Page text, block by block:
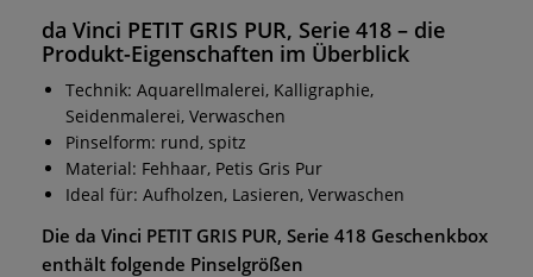
da Vinci PETIT GRIS PUR, Serie 418 – die
Produkt-Eigenschaften im Überblick
Technik: Aquarellmalerei, Kalligraphie,
Seidenmalerei, Verwaschen
Pinselform: rund, spitz
Material: Fehhaar, Petis Gris Pur
Ideal für: Aufholzen, Lasieren, Verwaschen
Die da Vinci PETIT GRIS PUR, Serie 418 Geschenkbox
enthält folgende Pinselgrößen